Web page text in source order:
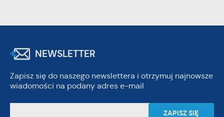
NEWSLETTER
Zapisz się do naszego newslettera i otrzymuj najnowsze
wiadomości na podany adres e-mail